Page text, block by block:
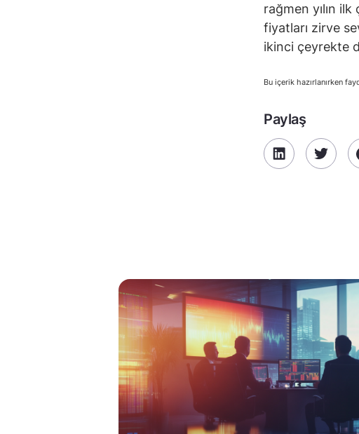
rağmen yılın
fiyatları zirve
ikinci çeyrekte
Bu içerik hazırlanırken
Paylaş